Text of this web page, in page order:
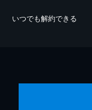
いつでも解約できる